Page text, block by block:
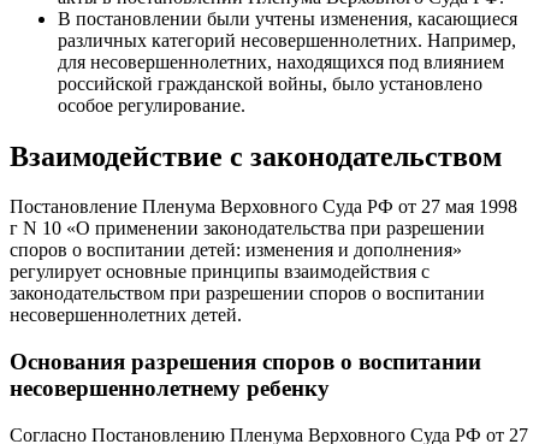
В постановлении были учтены изменения, касающиеся
различных категорий несовершеннолетних. Например,
для несовершеннолетних, находящихся под влиянием
российской гражданской войны, было установлено
особое регулирование.
Взаимодействие с законодательством
Постановление Пленума Верховного Суда РФ от 27 мая 1998
г N 10 «О применении законодательства при разрешении
споров о воспитании детей: изменения и дополнения»
регулирует основные принципы взаимодействия с
законодательством при разрешении споров о воспитании
несовершеннолетних детей.
Основания разрешения споров о воспитании
несовершеннолетнему ребенку
Согласно Постановлению Пленума Верховного Суда РФ от 27